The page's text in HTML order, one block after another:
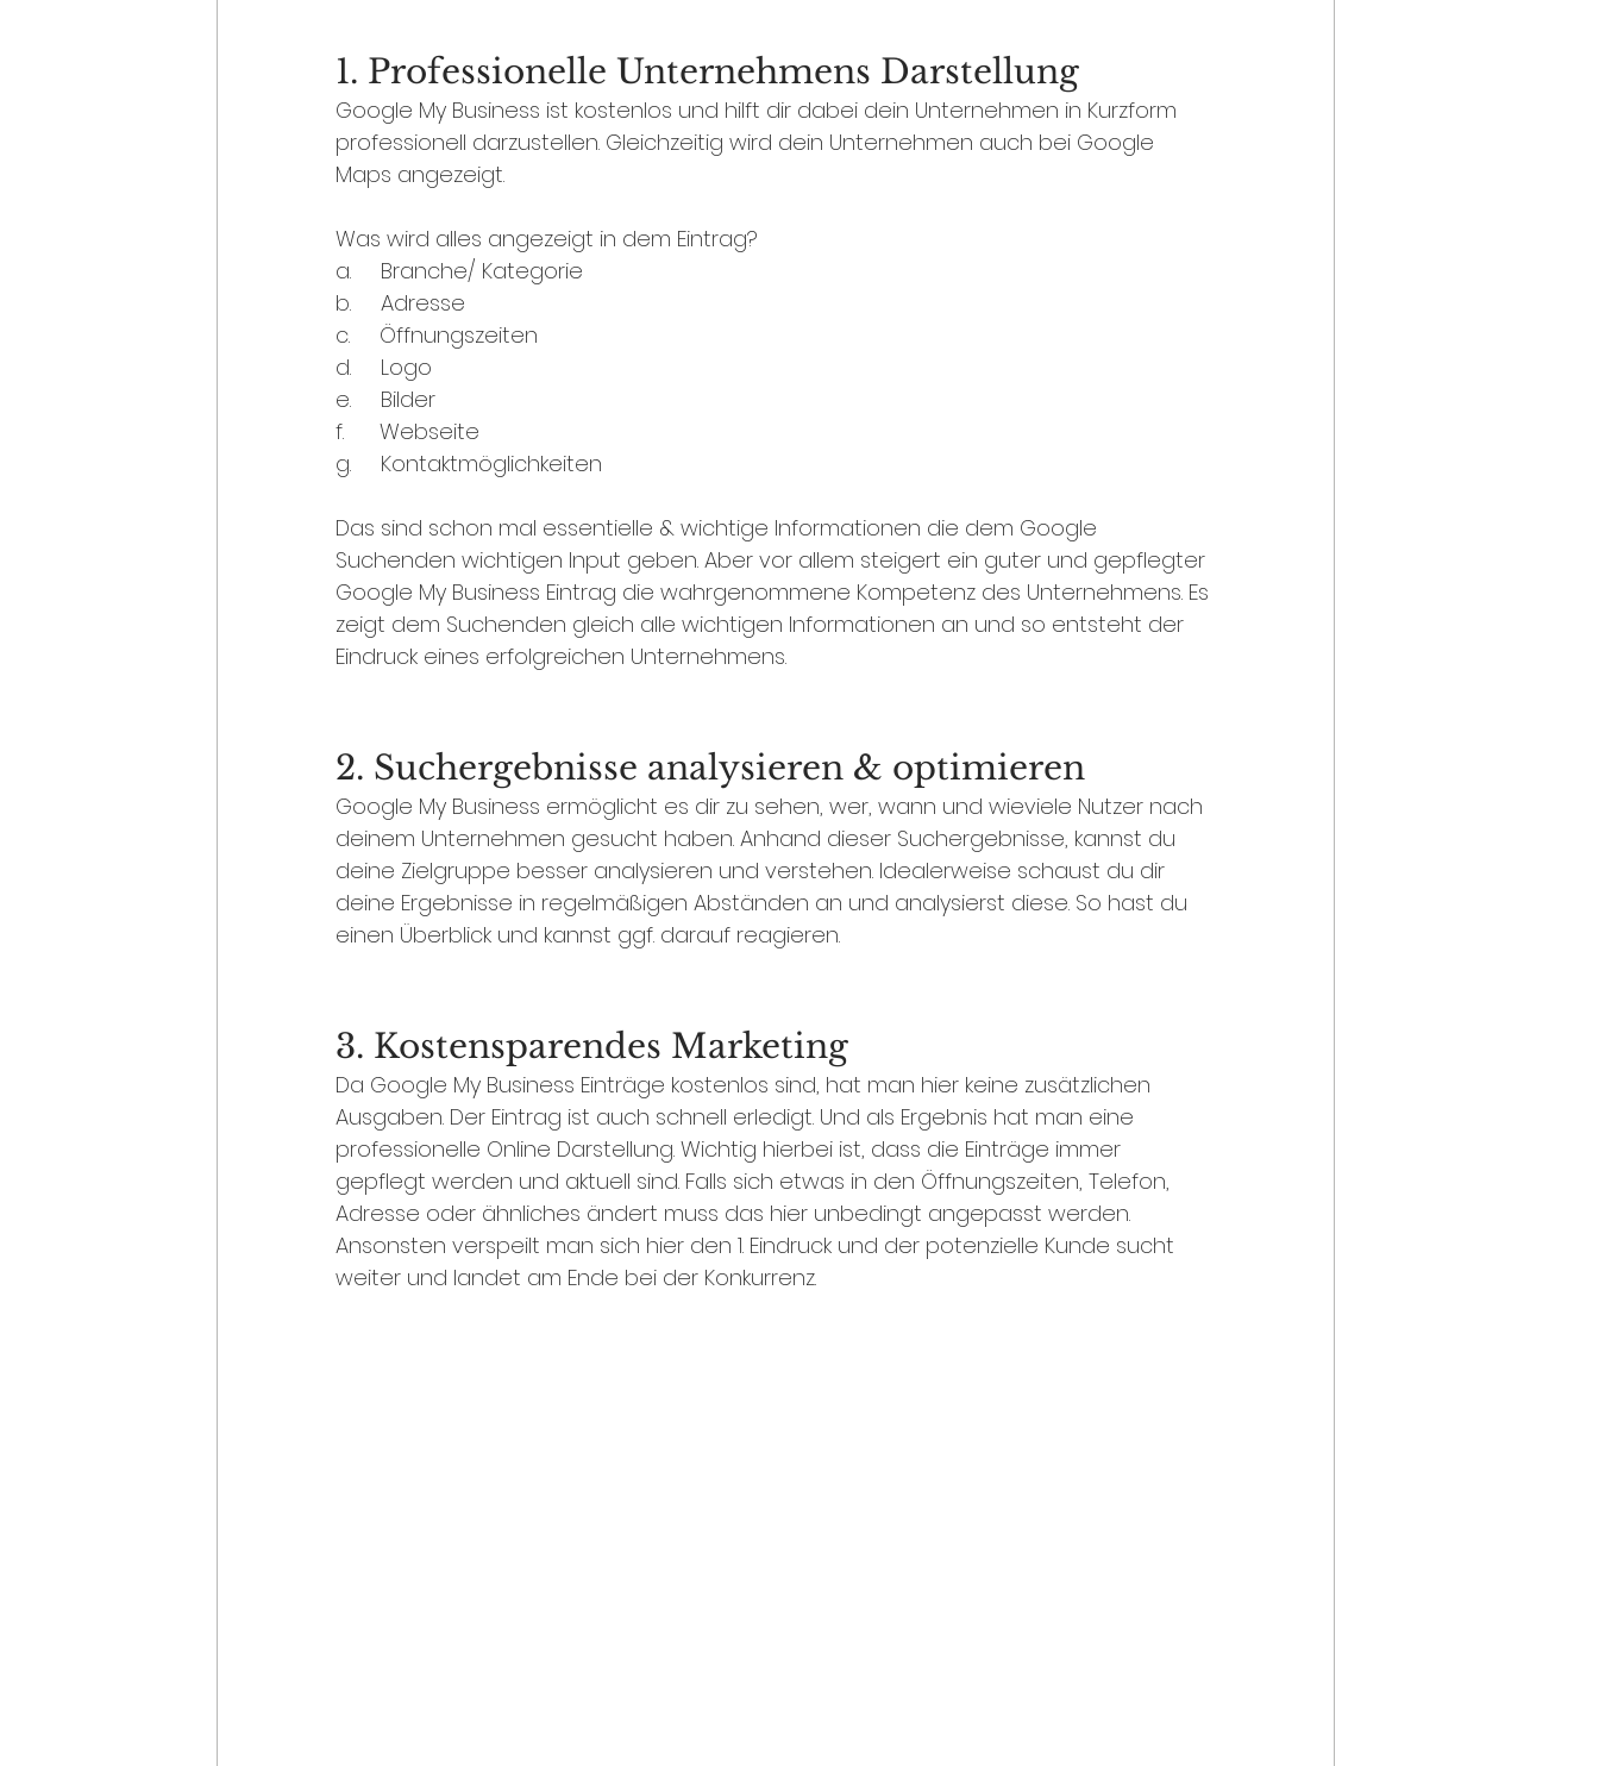
1. Professionelle Unternehmens Darstellung
Google My Business ist kostenlos und hilft dir dabei dein Unternehmen in Kurzform
professionell darzustellen. Gleichzeitig wird dein Unternehmen auch bei Google
Maps angezeigt.
Was wird alles angezeigt in dem Eintrag?
a.     Branche/ Kategorie
b.     Adresse
c.     Öffnungszeiten
d.     Logo
e.     Bilder
f.      Webseite
g.     Kontaktmöglichkeiten
Das sind schon mal essentielle & wichtige Informationen die dem Google
Suchenden wichtigen Input geben. Aber vor allem steigert ein guter und gepflegter
Google My Business Eintrag die wahrgenommene Kompetenz des Unternehmens. Es
zeigt dem Suchenden gleich alle wichtigen Informationen an und so entsteht der
Eindruck eines erfolgreichen Unternehmens.
2. Suchergebnisse analysieren & optimieren
Google My Business ermöglicht es dir zu sehen, wer, wann und wieviele Nutzer nach
deinem Unternehmen gesucht haben. Anhand dieser Suchergebnisse, kannst du
deine Zielgruppe besser analysieren und verstehen. Idealerweise schaust du dir
deine Ergebnisse in regelmäßigen Abständen an und analysierst diese. So hast du
einen Überblick und kannst ggf. darauf reagieren.
3. Kostensparendes Marketing
Da Google My Business Einträge kostenlos sind, hat man hier keine zusätzlichen
Ausgaben. Der Eintrag ist auch schnell erledigt. Und als Ergebnis hat man eine
professionelle Online Darstellung. Wichtig hierbei ist, dass die Einträge immer
gepflegt werden und aktuell sind. Falls sich etwas in den Öffnungszeiten, Telefon,
Adresse oder ähnliches ändert muss das hier unbedingt angepasst werden.
Ansonsten verspeilt man sich hier den 1. Eindruck und der potenzielle Kunde sucht
weiter und landet am Ende bei der Konkurrenz.